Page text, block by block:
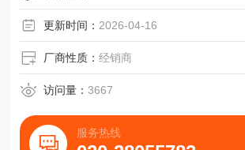
更新时间： 2026-04-16
厂商性质：经销商
访问量：3667
服务热线